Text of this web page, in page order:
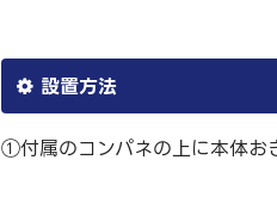
設置方法
①付属のコンパネの上に本体お